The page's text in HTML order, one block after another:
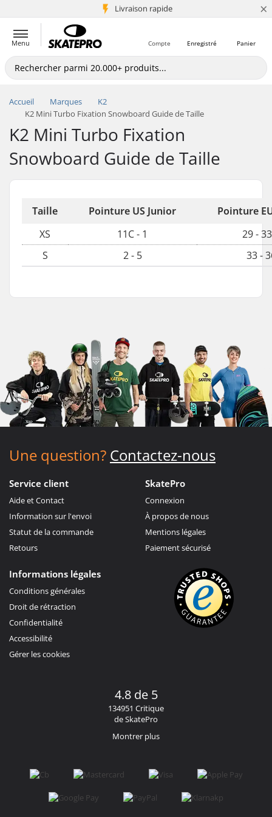
Livraison rapide
+5 mio de clients ×
Menu Panier
Enregistré
Compte
Accueil Marques
K2
K2 Mini Turbo Fixation Snowboard Guide de Taille
K2 Mini Turbo Fixation
Snowboard Guide de Taille
Taille Pointure US Junior
Pointure
XS
11C - 1
29 -
S
2 - 5 33 -
Une question? Contactez-nous
Service client
Aide et Contact
Information sur l'envoi
Statut de la commande
Retours
SkatePro
Connexion
À propos de nous
Mentions légales
Paiement sécurisé
Informations légales
Conditions générales
Droit de rétraction
Confidentialité
Accessibilité
Gérer les cookies
4.8 de 5
134951 Critique
de SkatePro
Montrer plus